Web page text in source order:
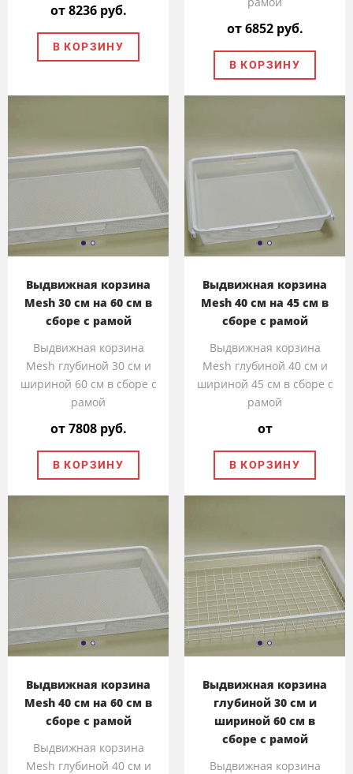
от 8236 руб.
В КОРЗИНУ
от 6852 руб.
В КОРЗИНУ
Выдвижная корзина
Mesh 30 см на 60 см в
сборе с рамой
Выдвижная корзина
Mesh глубиной 30 см и
шириной 60 см в сборе с
рамой
от 7808 руб.
В КОРЗИНУ
Выдвижная корзина
Mesh 40 см на 45 см в
сборе с рамой
Выдвижная корзина
Mesh глубиной 40 см и
шириной 45 см в сборе с
рамой
от
В КОРЗИНУ
Выдвижная корзина
Mesh 40 см на 60 см в
сборе с рамой
Выдвижная корзина
Mesh глубиной 40 см и
Выдвижная корзина
глубиной 30 см и
шириной 60 см в
сборе с рамой
Выдвижная корзина